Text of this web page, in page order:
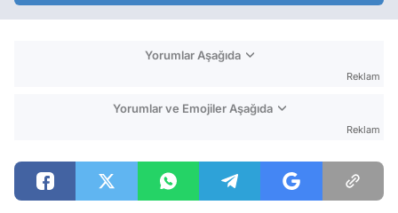
Yorumlar Aşağıda
Reklam
Yorumlar ve Emojiler Aşağıda
Reklam